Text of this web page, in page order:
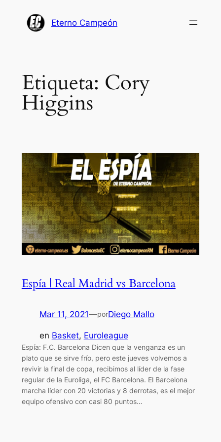
Eterno Campeón
Etiqueta: Cory
Higgins
Espía | Real Madrid vs Barcelona
Mar 11, 2021—porDiego Mallo
en Basket, Euroleague
Espía: F.C. Barcelona Dicen que la venganza es un
plato que se sirve frío, pero este jueves volvemos a
revivir la final de copa, recibimos al líder de la fase
regular de la Euroliga, el FC Barcelona. El Barcelona
marcha líder con 20 victorias y 8 derrotas, es el mejor
equipo ofensivo con casi 80 puntos…